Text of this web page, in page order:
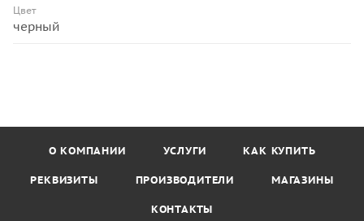
Цвет
черный
О КОМПАНИИ УСЛУГИ КАК КУПИТЬ
РЕКВИЗИТЫ ПРОИЗВОДИТЕЛИ МАГАЗИНЫ
КОНТАКТЫ